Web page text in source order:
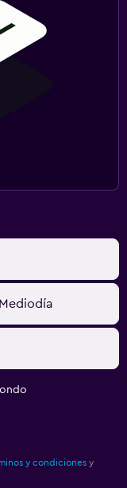
Mediodía
y condiciones y